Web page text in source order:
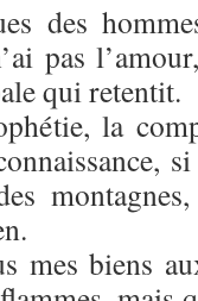
des
pas
qui retentit.
la
mes biens